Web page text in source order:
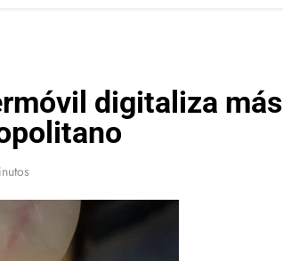
digitaliza más